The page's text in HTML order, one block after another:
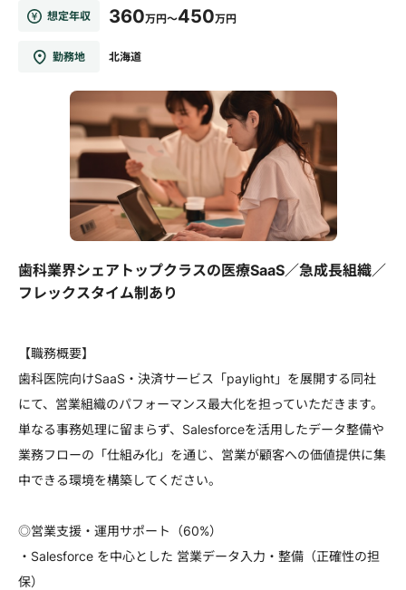
想定年収 360万円～450万円
勤務地 北海道
歯科業界シェアトップクラスの医療SaaS／急成長組織／
フレックスタイム制あり
【職務概要】
歯科医院向けSaaS・決済サービス「paylight」を展開する同社
にて、営業組織のパフォーマンス最大化を担っていただきます。
単なる事務処理に留まらず、Salesforceを活用したデータ整備や
業務フローの「仕組み化」を通じ、営業が顧客への価値提供に集
中できる環境を構築してください。
◎営業支援・運用サポート（60%）
・Salesforce を中心とした 営業データ入力・整備（正確性の担
保）